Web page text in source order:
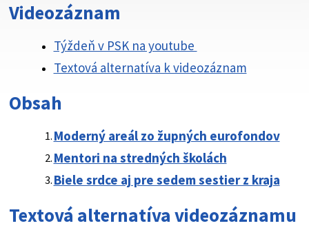
Videozáznam
Týždeň v PSK na youtube
Textová alternatíva k videozáznam
Obsah
Moderný areál zo župných eurofondov
Mentori na stredných školách
Biele srdce aj pre sedem sestier z kraja
Textová alternatíva videozáznamu